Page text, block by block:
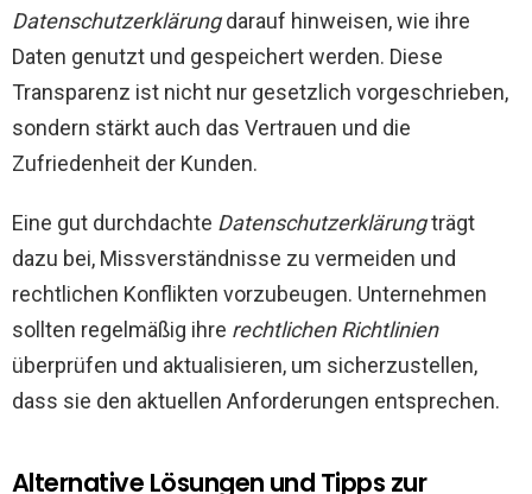
Datenschutzerklärungdarauf hinweisen, wie ihre
Daten genutzt und gespeichert werden. Diese
Transparenz ist nicht nur gesetzlich vorgeschrieben,
sondern stärkt auch das Vertrauen und die
Zufriedenheit der Kunden.
Eine gut durchdachte Datenschutzerklärungträgt
dazu bei, Missverständnisse zu vermeiden und
rechtlichen Konflikten vorzubeugen. Unternehmen
sollten regelmäßig ihre rechtlichen Richtlinien
überprüfen und aktualisieren, um sicherzustellen,
dass sie den aktuellen Anforderungen entsprechen.
Alternative Lösungen und Tipps zur